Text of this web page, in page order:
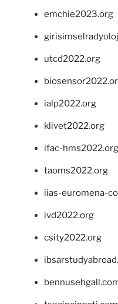
emchie2023.org
utcd2022.org
ialp2022.org
klivet2022.org
ifac-hms2022.org
taoms2022.org
iias-euromena-
ivd2022.org
csity2022.org